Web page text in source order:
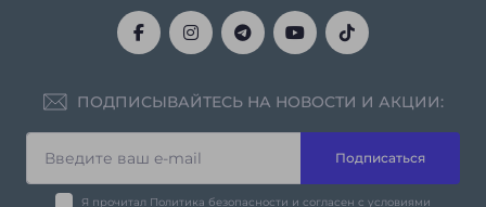
ПОДПИСЫВАЙТЕСЬ НА НОВОСТИ И АКЦИИ:
Подписаться
Я прочитал Политика безопасности и согласен с условиями